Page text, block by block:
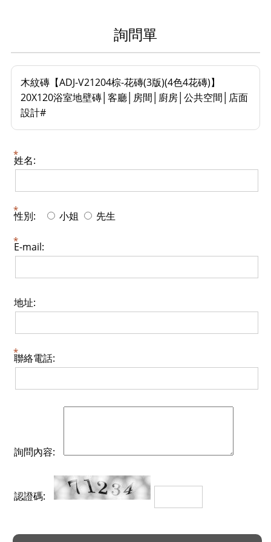
詢問單
木紋磚【ADJ-V21204棕-花磚(3版)(4色4花磚)】
20X120浴室地壁磚│客廳│房間│廚房│公共空間│店面
設計#
姓名:
性別: 小姐 先生
E-mail:
地址:
聯絡電話:
詢問內容:
認證碼: